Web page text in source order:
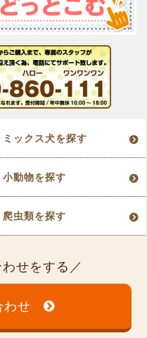
ミックス犬を探す
小動物を探す
爬虫類を探す
せをする
わせ